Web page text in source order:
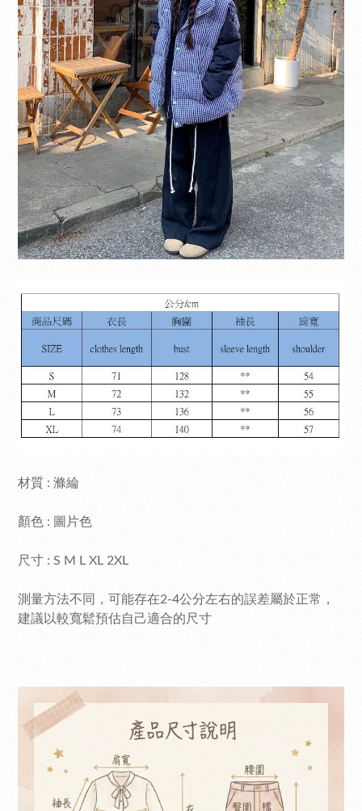
材質 : 滌綸
顏色 : 圖片色
尺寸 : S M L XL 2XL
測量方法不同，可能存在2-4公分左右的誤差屬於正常，
建議以較寬鬆預估自己適合的尺寸